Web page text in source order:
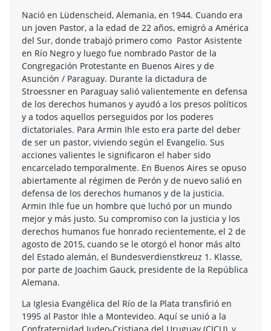
Nació en Lüdenscheid, Alemania, en 1944. Cuando era
un joven Pastor, a la edad de 22 años, emigró a América
del Sur, donde trabajó primero como Pastor Asistente
en Río Negro y luego fue nombrado Pastor de la
Congregación Protestante en Buenos Aires y de
Asunción / Paraguay. Durante la dictadura de
Stroessner en Paraguay salió valientemente en defensa
de los derechos humanos y ayudó a los presos políticos
y a todos aquellos perseguidos por los poderes
dictatoriales. Para Armin Ihle esto era parte del deber
de ser un pastor, viviendo según el Evangelio. Sus
acciones valientes le significaron el haber sido
encarcelado temporalmente. En Buenos Aires se opuso
abiertamente al régimen de Perón y de nuevo salió en
defensa de los derechos humanos y de la justicia.
Armin Ihle fue un hombre que luchó por un mundo
mejor y más justo. Su compromiso con la justicia y los
derechos humanos fue honrado recientemente, el 2 de
agosto de 2015, cuando se le otorgó el honor más alto
del Estado alemán, el Bundesverdienstkreuz 1. Klasse,
por parte de Joachim Gauck, presidente de la República
Alemana.
La Iglesia Evangélica del Río de la Plata transfirió en
1995 al Pastor Ihle a Montevideo. Aquí se unió a la